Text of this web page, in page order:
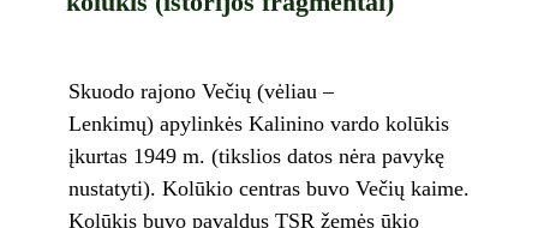
Skuodo rajono Večių (vėliau –
Lenkimų) apylinkės Kalinino vardo kolūkis
įkurtas 1949 m. (tikslios datos nėra pavykę
nustatyti). Kolūkio centras buvo Večių kaime.
Kolūkis buvo pavaldus TSR žemės ūkio